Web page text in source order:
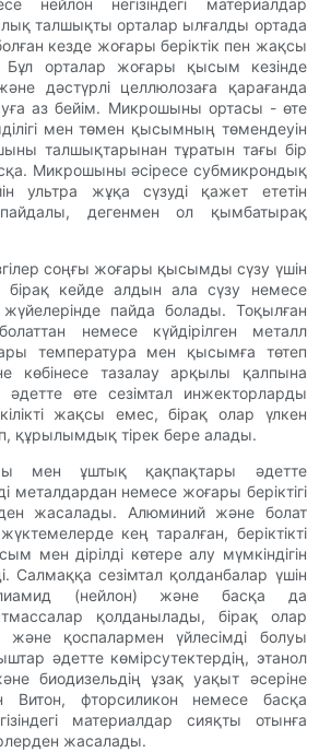
нейлон негізіндегі материалдар
талшықты орталар ылғалды ортада
кезде жоғары беріктік пен жақсы
Бұл орталар жоғары қысым кезінде
дәстүрлі целлюлозаға қарағанда
аз бейім. Микрошыны ортасы - өте
мен төмен қысымның төмендеуін
талшықтарынан тұратын тағы бір
Микрошыны әсіресе субмикрондық
ультра жұқа сүзуді қажет ететін
пайдалы, дегенмен ол қымбатырақ
соңғы жоғары қысымды сүзу үшін
бірақ кейде алдын ала сүзу немесе
жүйелерінде пайда болады. Тоқылған
немесе күйдірілген металл
температура мен қысымға төтеп
көбінесе тазалау арқылы қалпына
әдетте өте сезімтал инжекторларды
жақсы емес, бірақ олар үлкен
құрылымдық тірек бере алады.
мен ұштық қақпақтары әдетте
металдардан немесе жоғары беріктігі
жасалады. Алюминий және болат
кең таралған, беріктікті
мен дірілді көтере алу мүмкіндігін
Салмаққа сезімтал қолданбалар үшін
(нейлон) және басқа да
қолданылады, бірақ олар
және қоспалармен үйлесімді болуы
әдетте көмірсутектердің, этанол
биодизельдің ұзақ уақыт әсеріне
Витон, фторсиликон немесе басқа
материалдар сияқты отынға
жасалады.